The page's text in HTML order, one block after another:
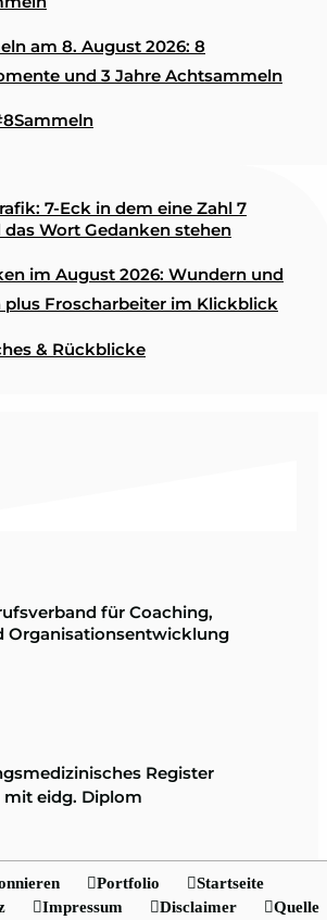
am 8. August 2026: 8
und 3 Jahre Achtsammeln
im August 2026: Wundern und
plus Froscharbeiter im Klickblick
& Rückblicke
Portfolio
Startseite
Impressum Disclaimer
Quelle